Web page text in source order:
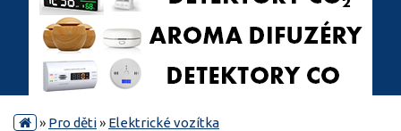
» Pro děti» Elektrické vozítka